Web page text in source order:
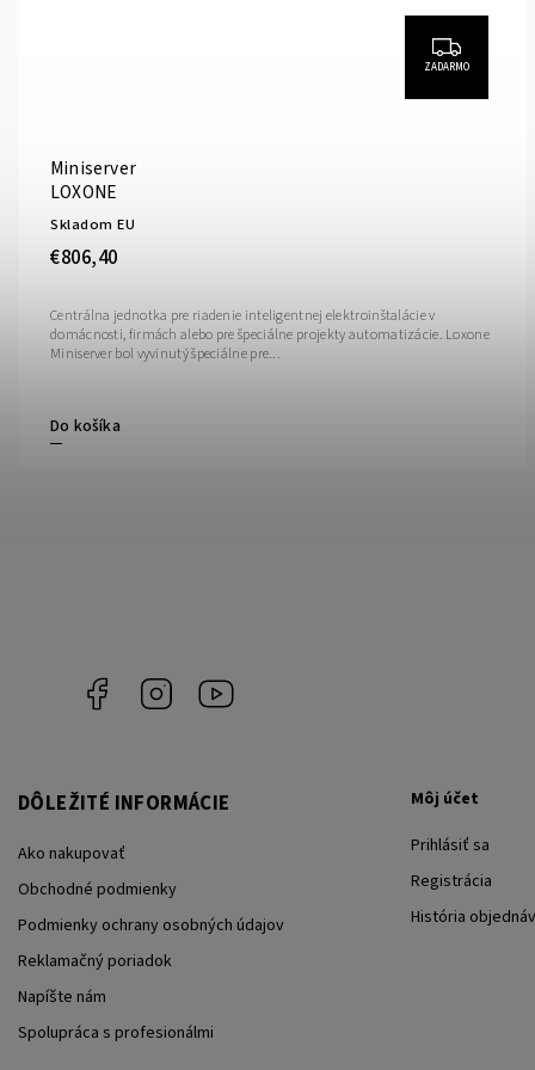
ZADARMO
Miniserver
LOXONE
Skladom EU
€806,40
Do košíka
Centrálna jednotka pre riadenie inteligentnej elektroinštalácie v
domácnosti, firmách alebo pre špeciálne projekty automatizácie. Loxone
Miniserver bol vyvinutý špeciálne pre...
Facebook Instagram
DÔLEŽITÉ INFORMÁCIE
Ako nakupovať
Obchodné podmienky
Podmienky ochrany osobných údajov
Reklamačný poriadok
Napíšte nám
Spolupráca s profesionálmi
Môj účet
Prihlásiť sa
Registrácia
História